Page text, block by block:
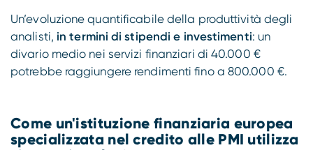
Un’evoluzione quantificabile della produttività degli
analisti, in termini di stipendi e investimenti: un
divario medio nei servizi finanziari di 40.000 €
potrebbe raggiungere rendimenti fino a 800.000 €.
Come un'istituzione finanziaria europea
specializzata nel credito alle PMI utilizza